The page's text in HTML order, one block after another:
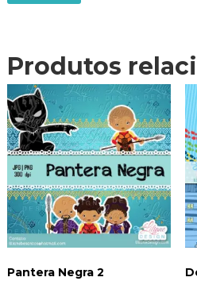
Produtos
Pantera Negra 2